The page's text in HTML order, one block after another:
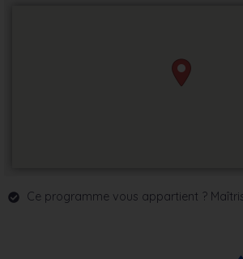
Ce programme vous appartient ?